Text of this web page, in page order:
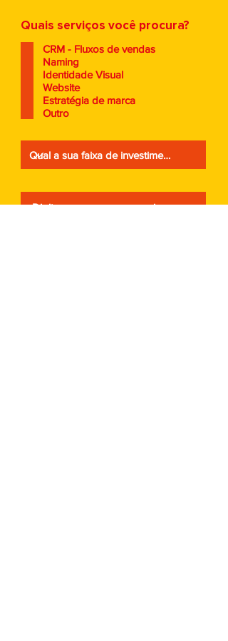
Quais serviços você procura?
CRM - Fluxos de vendas
Naming
Identidade Visual
Website
Estratégia de marca
Outro